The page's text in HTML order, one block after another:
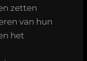
zetten
van hun
het